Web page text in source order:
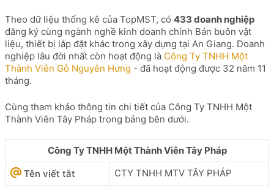
Theo dữ liệu thống kê của TopMST, có 433 doanh nghiệp
đăng ký cùng ngành nghề kinh doanh chính Bán buôn vật
liệu, thiết bị lắp đặt khác trong xây dựng tại An Giang. Doanh
nghiệp lâu đời nhất còn hoạt động là Công Ty TNHH Một
Thành Viên Gỗ Nguyên Hưng - đã hoạt động được 32 năm 11
tháng.
Cùng tham khảo thông tin chi tiết của Công Ty TNHH Một
Thành Viên Tây Pháp trong bảng bên dưới.
Công Ty TNHH Một Thành Viên Tây Pháp
Tên viết tắt
CTY TNHH MTV TÂY PHÁP